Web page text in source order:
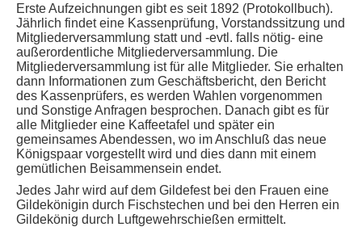
Erste Aufzeichnungen gibt es seit 1892 (Protokollbuch).
Jährlich findet eine Kassenprüfung, Vorstandssitzung und
Mitgliederversammlung statt und -evtl. falls nötig- eine
außerordentliche Mitgliederversammlung. Die
Mitgliederversammlung ist für alle Mitglieder. Sie erhalten
dann Informationen zum Geschäftsbericht, den Bericht
des Kassenprüfers, es werden Wahlen vorgenommen
und Sonstige Anfragen besprochen. Danach gibt es für
alle Mitglieder eine Kaffeetafel und später ein
gemeinsames Abendessen, wo im Anschluß das neue
Königspaar vorgestellt wird und dies dann mit einem
gemütlichen Beisammensein endet.
Jedes Jahr wird auf dem Gildefest bei den Frauen eine
Gildekönigin durch Fischstechen und bei den Herren ein
Gildekönig durch Luftgewehrschießen ermittelt.